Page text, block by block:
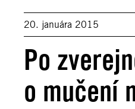
20. januára 2015
Po
o mučení